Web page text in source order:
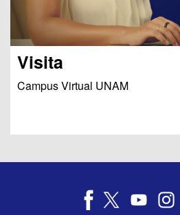
Visita
Campus Virtual UNAM